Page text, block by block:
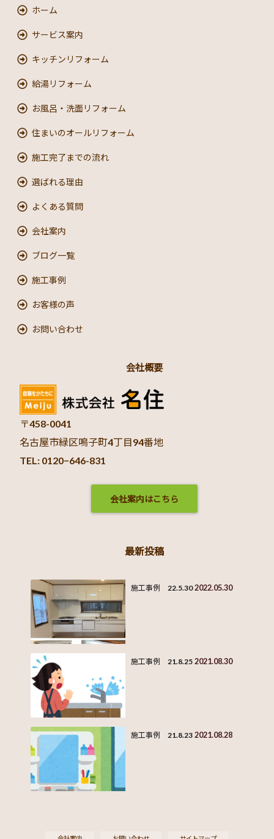
ホーム
サービス案内
キッチンリフォーム
給湯リフォーム
お風呂・洗面リフォーム
住まいのオールリフォーム
施工完了までの流れ
選ばれる理由
よくある質問
会社案内
ブログ一覧
施工事例
お客様の声
お問い合わせ
会社概要
〒458-0041
名古屋市緑区鳴子町4丁目94番地
TEL: 0120−646-831
会社案内はこちら
最新投稿
施工事例 22.5.30 2022.05.30
施工事例 21.8.25 2021.08.30
施工事例 21.8.23 2021.08.28